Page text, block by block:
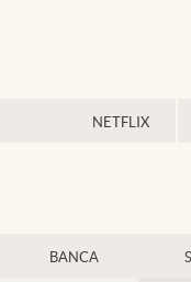
NETFLIX
BANCA